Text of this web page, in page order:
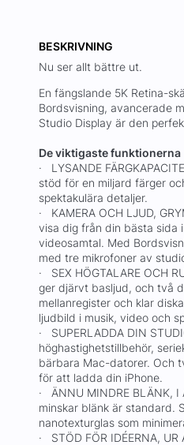
BESKRIVNING
Nu ser allt bättre ut.
En fängslande 5K Retina-
Bordsvisning, avancerade
Studio Display är den
De viktigaste funktionerna
· LYSANDE
stöd för en miljard färger
spektakulära detaljer.
· KAMERA OCH LJUD,
visa dig från din bästa sida
videosamtal. Med
med tre mikrofoner av
· SEX HÖGTALARE OCH
ger djärvt basljud, och två
mellanregister och klar
ljudbild i musik, video och
· SUPERLADDA DIN
höghastighetstillbehör,
bärbara Mac-datorer. Och
för att ladda din iPhone.
· ÄNNU MINDRE BLÄNK, I
minskar blänk är standard.
nanotexturglas som
· STÖD FÖR IDÉERNA,